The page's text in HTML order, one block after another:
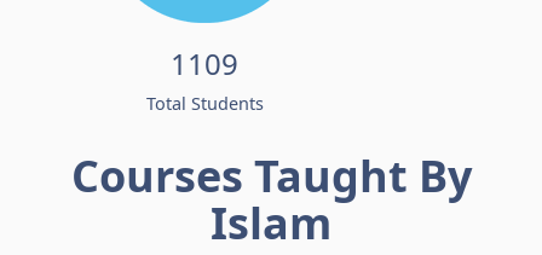
1109
Total Students
Courses Taught By
Islam